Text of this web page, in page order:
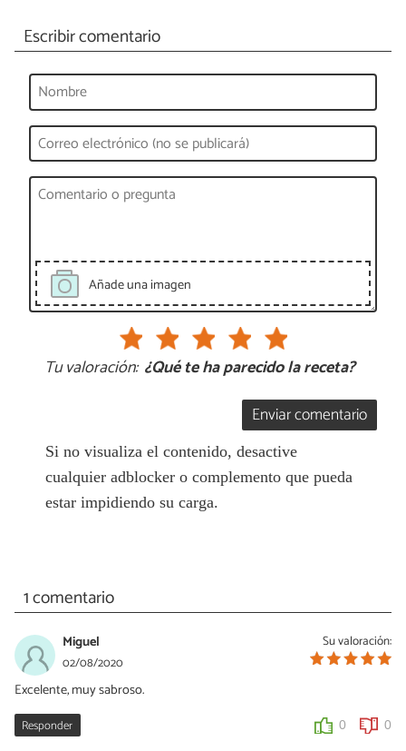
Escribir comentario
Añade una imagen
Tu valoración: ¿Qué te ha parecido la receta?
Enviar comentario
Si no visualiza el contenido, desactive
cualquier adblocker o complemento que pueda
estar impidiendo su carga.
1 comentario
Su valoración:
Miguel
02/08/2020
Excelente, muy sabroso.
Responder 0 0